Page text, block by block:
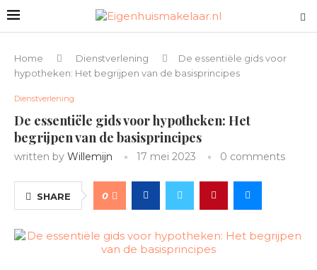
Home Dienstverlening
De essentiële gids voor
hypotheken: Het begrijpen van de basisprincipes
Dienstverlening
De essentiële gids voor hypotheken: Het
begrijpen van de basisprincipes
written by Willemijn 17 mei 2023 0 comments
SHARE 0